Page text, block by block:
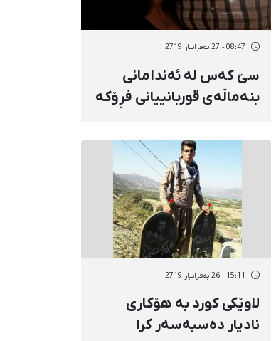
08:47 - 27 بەفرانبار 2719
سێ کەس لە ئەندامانی
بنەماڵەی قوربانییانی فڕۆکە
ئیتلاعاتی سپا کران
15:11 - 26 بەفرانبار 2719
لاوێکی کورد بە هۆکاری
نادیار دەسبەسەر کرا